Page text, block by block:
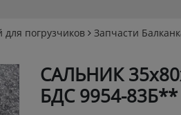
для погрузчиков Запчасти
САЛЬНИК
БДС 9954-83Б**